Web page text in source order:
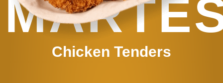
Chicken Tenders